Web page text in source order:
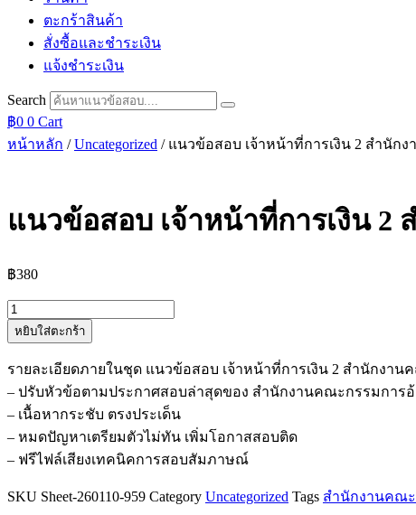
ตะกร้าสินค้า
สั่งซื้อและชำระเงิน
แจ้งชำระเงิน
Search
฿0 0 Cart
หน้าหลัก /Uncategorized / แนวข้อสอบ เจ้าหน้าที่การเงิน 2 สำนัก
แนวข้อสอบ เจ้าหน้าที่การเงิน
฿380
จำนวน
แนว
เจ้า
หน้าที่
การ
เงิน
2
หยิบใส่ตะกร้า
รายละเอียดภายในชุด แนวข้อสอบ เจ้าหน้าที่การเงิน 2 สำนักงา
– ปรับหัวข้อตามประกาศสอบล่าสุดของ สำนักงานคณะกรรมการ
– เนื้อหากระชับ ตรงประเด็น
– หมดปัญหาเตรียมตัวไม่ทัน เพิ่มโอกาสสอบติด
– ฟรีไฟล์เสียงเทคนิคการสอบสัมภาษณ์
SKU Sheet-260110-959 Category Uncategorized Tags สำนักงานคณ